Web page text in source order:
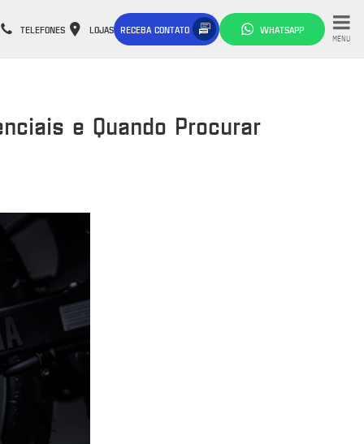
TELEFONES LOJAS RECEBA CONTATO WHATSAPP
MENU
e Quando Procurar